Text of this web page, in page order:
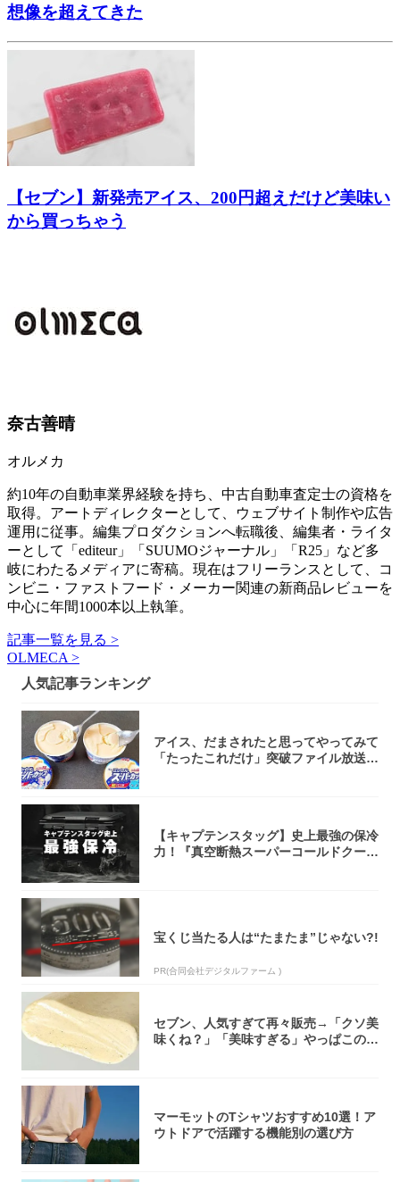
想像を超えてきた
【セブン】新発売アイス、200円超えだけど美味い
から買っちゃう
奈古善晴
オルメカ
約10年の自動車業界経験を持ち、中古自動車査定士の資格を
取得。アートディレクターとして、ウェブサイト制作や広告
運用に従事。編集プロダクションへ転職後、編集者・ライタ
ーとして「editeur」「SUUMOジャーナル」「R25」など多
岐にわたるメディアに寄稿。現在はフリーランスとして、コ
ンビニ・ファストフード・メーカー関連の新商品レビューを
中心に年間1000本以上執筆。
記事一覧を見る >
OLMECA >
人気記事ランキング
アイス、だまされたと思ってやってみて
「たったこれだけ」突破ファイル放送で
【キャプテンスタッグ】史上最強の保冷
力！『真空断熱スーパーコールドクーラ
宝くじ当たる人は“たまたま”じゃない?!
PR(合同会社デジタルファーム )
セブン、人気すぎて再々販売→「クソ美
味くね？」「美味すぎる」やっぱこのク
マーモットのTシャツおすすめ10選！ア
ウトドアで活躍する機能別の選び方